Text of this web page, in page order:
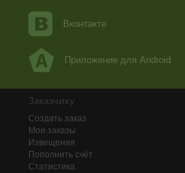
Вконтакте
Приложение для Android
Заказчику
Создать заказ
Мои заказы
Извещения
Пополнить счёт
Статистика